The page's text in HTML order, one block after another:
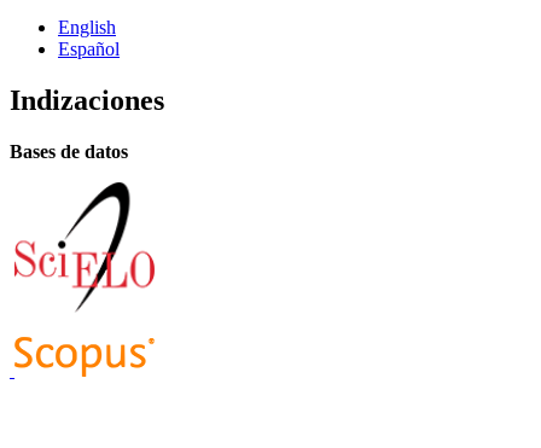
English
Español
Indizaciones
Bases de datos